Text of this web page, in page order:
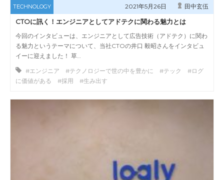
TECHNOLOGY 2021年5月26日 田中玄伍
CTOに訊く！エンジニアとしてアドテクに関わる魅力とは
今回のインタビューは、エンジニアとして広告技術（アドテク）に関わ
る魅力というテーマについて、当社CTOの井口 毅昭さんをインタビュ
イーに迎えました！ 草…
#エンジニア #テクノロジーで世の中を豊かに #テック #ログ
に価値がある #採用 #生み出す